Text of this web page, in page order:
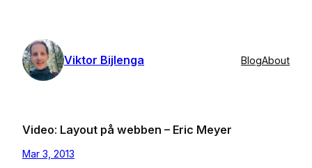
content
Viktor Bijlenga BlogAbout
Video: Layout på webben – Eric Meyer
Mar 3, 2013